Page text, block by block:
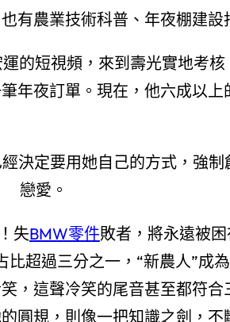
有農業技術科普、年夜棚建設
的短視頻，來到壽光實地考
年夜訂單。現在，他六成以
決定要用她自己的方式，強制
戀愛。
失BMW零件敗者，將永遠被
超過三分之一，“新農人”成
，這聲冷笑的尾音甚至都符合
圓規，則像一把知識之劍，